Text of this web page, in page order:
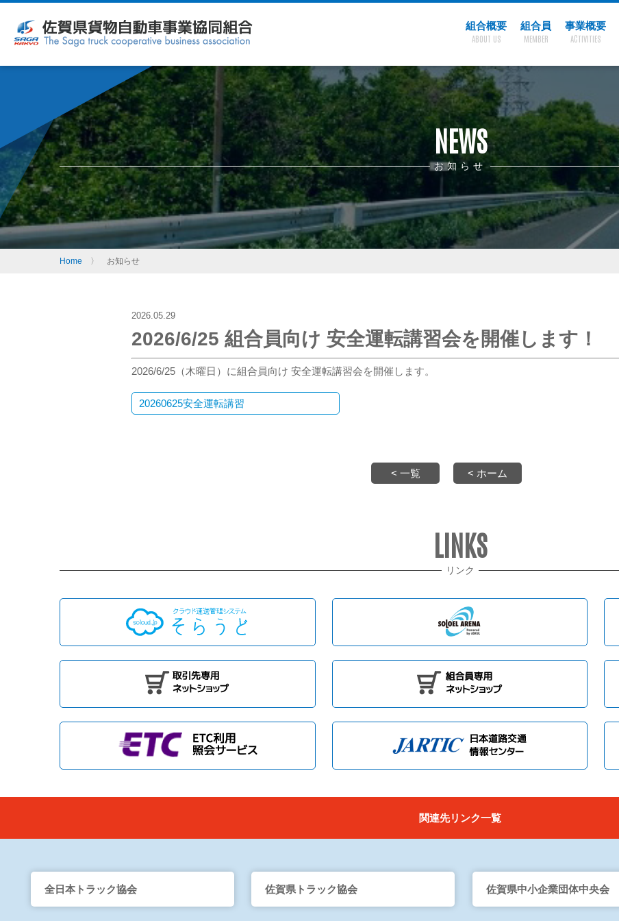
組合概要
ABOUT US
組合員
MEMBER
事業概要
ACTIVITIES
NEWS
お知らせ
Home 〉 お知らせ
2026.05.29
2026/6/25 組合員向け 安全運転講習会を開催します！
2026/6/25（木曜日）に組合員向け 安全運転講習会を開催します。
20260625安全運転講習
< 一覧 < ホーム
LINKS
リンク
関連先リンク一覧
全日本トラック協会 佐賀県トラック協会 佐賀県中小企業団体中央会